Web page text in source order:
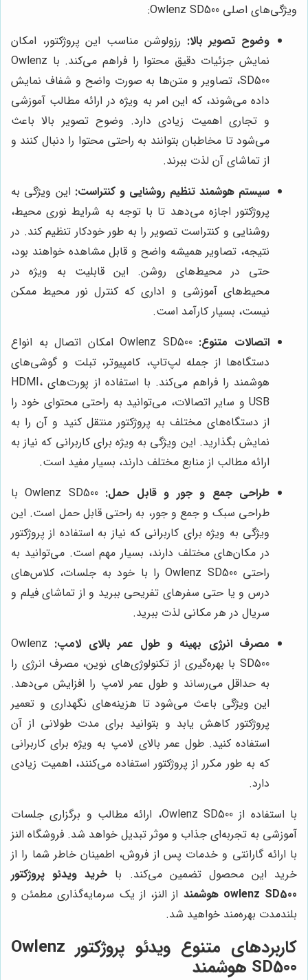
ویژگی‌های اصلی Owlenz SD500:
وضوح تصویر بالا: رزولوشن مناسب این پروژکتور، امکان
نمایش جزئیات دقیق محتوا را فراهم می‌کند. با Owlenz
SD500، تصاویر و متن‌ها به صورت واضح و شفاف نمایش
داده می‌شوند، که این امر به ویژه در ارائه مطالب آموزشی
و تجاری اهمیت زیادی دارد. وضوح تصویر بالا باعث
می‌شود تا مخاطبان بتوانند به راحتی محتوا را دنبال کنند و
از تماشای آن لذت ببرند.
سیستم هوشمند تنظیم روشنایی و کنتراست: این ویژگی به
پروژکتور اجازه می‌دهد تا با توجه به شرایط نوری محیط،
روشنایی و کنتراست تصویر را به طور خودکار تنظیم کند. در
نتیجه، تصاویر همیشه واضح و قابل مشاهده خواهند بود،
حتی در محیط‌های روشن. این قابلیت به ویژه در
محیط‌های آموزشی و اداری که کنترل نور محیط ممکن
نیست، بسیار کارآمد است.
اتصالات متنوع:
Owlenz SD500 امکان اتصال به انواع
دستگاه‌ها از جمله لپ‌تاپ، کامپیوتر، تبلت و گوشی‌های
هوشمند را فراهم می‌کند. با استفاده از پورت‌های HDMI،
USB و سایر اتصالات، می‌توانید به راحتی محتوای خود را
از دستگاه‌های مختلف به پروژکتور منتقل کنید و آن را به
نمایش بگذارید. این ویژگی به ویژه برای کاربرانی که نیاز به
ارائه مطالب از منابع مختلف دارند، بسیار مفید است.
طراحی جمع و جور و قابل حمل:
Owlenz SD500 با
طراحی سبک و جمع و جور، به راحتی قابل حمل است. این
ویژگی به ویژه برای کاربرانی که نیاز به استفاده از پروژکتور
در مکان‌های مختلف دارند، بسیار مهم است. می‌توانید به
راحتی Owlenz SD500 را با خود به جلسات، کلاس‌های
درس و یا حتی سفرهای تفریحی ببرید و از تماشای فیلم و
سریال در هر مکانی لذت ببرید.
مصرف انرژی بهینه و طول عمر بالای لامپ: Owlenz
SD500 با بهره‌گیری از تکنولوژی‌های نوین، مصرف انرژی را
به حداقل می‌رساند و طول عمر لامپ را افزایش می‌دهد.
این ویژگی باعث می‌شود تا هزینه‌های نگهداری و تعمیر
پروژکتور کاهش یابد و بتوانید برای مدت طولانی از آن
استفاده کنید. طول عمر بالای لامپ به ویژه برای کاربرانی
که به طور مکرر از پروژکتور استفاده می‌کنند، اهمیت زیادی
دارد.
با استفاده از Owlenz SD500، ارائه مطالب و برگزاری جلسات
آموزشی به تجربه‌ای جذاب و موثر تبدیل خواهد شد. فروشگاه النز
با ارائه گارانتی و خدمات پس از فروش، اطمینان خاطر شما را از
خرید این محصول تضمین می‌کند. با خرید ویدئو پروژکتور
owlenz SD500 هوشمند
از النز، از یک سرمایه‌گذاری مطمئن و
بلندمدت بهره‌مند خواهید شد.
کاربردهای متنوع ویدئو پروژکتور Owlenz
SD500 هوشمند